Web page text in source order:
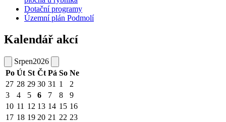
Dotační programy
Územní plán Podmolí
Kalendář akcí
Srpen2026
Po Út St Čt Pá So Ne
27 28 29 30 31 1
2
3
4 5 6 7 8
9
10 11 12 13 14 15 16
17 18 19 20 21 22 23